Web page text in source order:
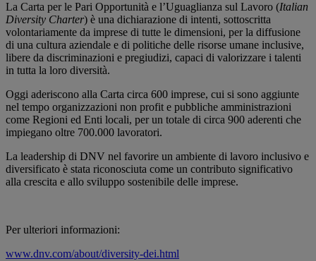
La Carta per le Pari Opportunità e l’Uguaglianza sul Lavoro (Italian
Diversity Charter) è una dichiarazione di intenti, sottoscritta
volontariamente da imprese di tutte le dimensioni, per la diffusione
di una cultura aziendale e di politiche delle risorse umane inclusive,
libere da discriminazioni e pregiudizi, capaci di valorizzare i talenti
in tutta la loro diversità.
Oggi aderiscono alla Carta circa 600 imprese, cui si sono aggiunte
nel tempo organizzazioni non profit e pubbliche amministrazioni
come Regioni ed Enti locali, per un totale di circa 900 aderenti che
impiegano oltre 700.000 lavoratori.
La leadership di DNV nel favorire un ambiente di lavoro inclusivo e
diversificato è stata riconosciuta come un contributo significativo
alla crescita e allo sviluppo sostenibile delle imprese.
Per ulteriori informazioni:
www.dnv.com/about/diversity-dei.html